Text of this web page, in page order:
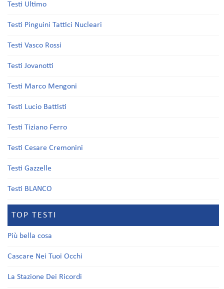
Testi Ultimo
Testi Pinguini Tattici Nucleari
Testi Vasco Rossi
Testi Jovanotti
Testi Marco Mengoni
Testi Lucio Battisti
Testi Tiziano Ferro
Testi Cesare Cremonini
Testi Gazzelle
Testi BLANCO
TOP TESTI
Più bella cosa
Cascare Nei Tuoi Occhi
La Stazione Dei Ricordi